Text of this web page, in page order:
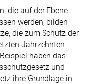
die auf der Ebene
werden, bilden
die zum Schutz der
Jahrzehnten
haben das
und
ihre Grundlage in